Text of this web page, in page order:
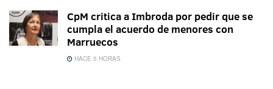
CpM critica a Imbroda por pedir que se
cumpla el acuerdo de menores con
Marruecos
HACE 5 HORAS